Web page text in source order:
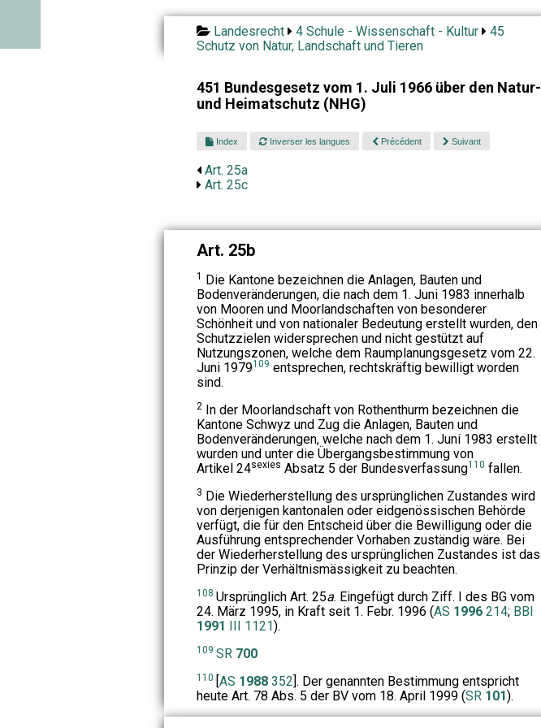
Landesrecht 4 Schule - Wissenschaft - Kultur
45
Schutz von Natur, Landschaft und Tieren
451 Bundesgesetz vom 1. Juli 1966 über den Natur-
und Heimatschutz (NHG)
Index Inverser les langues Précédent Suivant
Art. 25a
Art. 25c
Art. 25b
1 Die Kantone bezeichnen die Anlagen, Bauten und
Bodenveränderungen, die nach dem 1. Juni 1983 innerhalb
von Mooren und Moorlandschaften von besonderer
Schönheit und von nationaler Bedeutung erstellt wurden, den
Schutzzielen widersprechen und nicht gestützt auf
Nutzungszonen, welche dem Raumplanungsgesetz vom 22.
Juni 1979109 entsprechen, rechtskräftig bewilligt worden
sind.
2In der Moorlandschaft von Rothenthurm bezeichnen die
Kantone Schwyz und Zug die Anlagen, Bauten und
Bodenveränderungen, welche nach dem 1. Juni 1983 erstellt
wurden und unter die Übergangsbestimmung von
Artikel 24sexies Absatz 5 der Bundesverfassung110 fallen.
3 Die Wiederherstellung des ursprünglichen Zustandes wird
von derjenigen kantonalen oder eidgenössischen Behörde
verfügt, die für den Entscheid über die Bewilligung oder die
Ausführung entsprechender Vorhaben zuständig wäre. Bei
der Wiederherstellung des ursprünglichen Zustandes ist das
Prinzip der Verhältnismässigkeit zu beachten.
108 Ursprünglich Art. 25a. Eingefügt durch Ziff. I des BG vom
24. März 1995, in Kraft seit 1. Febr. 1996 (AS 1996214; BBl
1991 III 1121).
109 SR 700
110 [AS 1988352]. Der genannten Bestimmung entspricht
heute Art. 78 Abs. 5 der BV vom 18. April 1999 (SR 101).